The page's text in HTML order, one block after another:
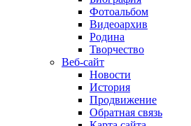
Фотоальбом
Видеоархив
Родина
Творчество
Веб-сайт
Новости
История
Продвижение
Обратная связь